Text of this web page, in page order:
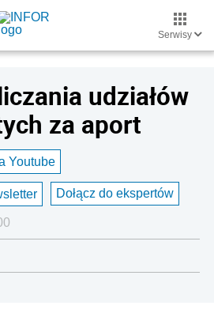
Serwisy
udziałów
za aport
Youtube
Dołącz do ekspertów